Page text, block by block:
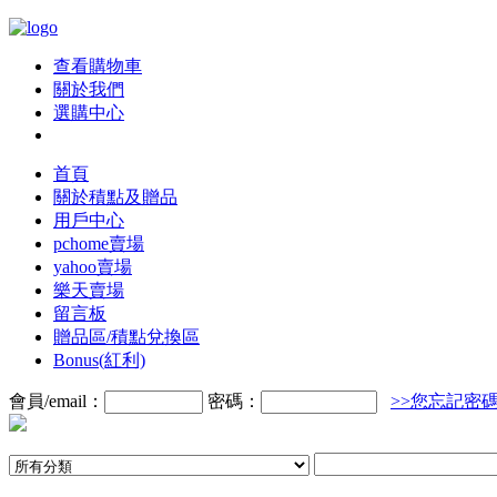
查看購物車
關於我們
選購中心
首頁
關於積點及贈品
用戶中心
pchome賣場
yahoo賣場
樂天賣場
留言板
贈品區/積點兌換區
Bonus(紅利)
會員/email： 密碼： >>您忘記密